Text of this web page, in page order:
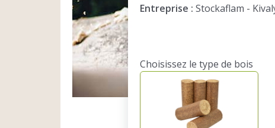
Entreprise : Stockaflam -
Choisissez le type de bois